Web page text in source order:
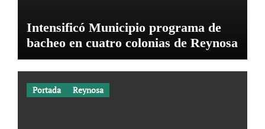
Intensificó Municipio programa de
bacheo en cuatro colonias de Reynosa
Portada Reynosa